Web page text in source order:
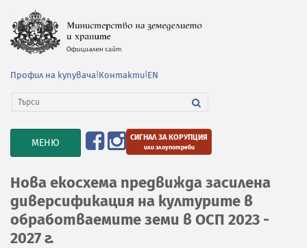
Профил на купувача Контакти EN
TOGGLE
NAVIGATION
МЕНЮ СИГНАЛ ЗА КОРУПЦИЯ
или злоупотреби
Нова екосхема предвижда засилена
диверсификация на културите в
обработваемите земи в ОСП 2023 -
2027 г.